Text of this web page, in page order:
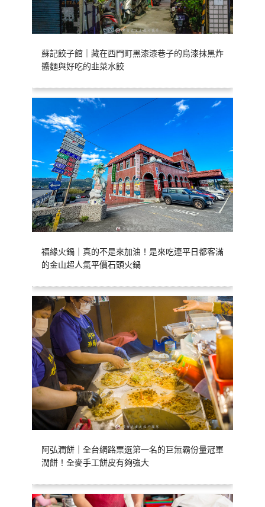
蘇記餃子館｜藏在西門町黑漆漆巷子的烏漆抹黑炸
醬麵與好吃的韭菜水餃
福緣火鍋｜真的不是來加油！是來吃連平日都客滿
的金山超人氣平價石頭火鍋
阿弘潤餅｜全台網路票選第一名的巨無霸份量冠軍
潤餅！全麥手工餅皮有夠強大